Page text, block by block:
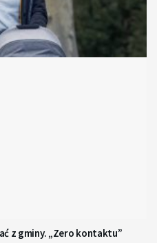
z gminy. „Zero kontaktu”